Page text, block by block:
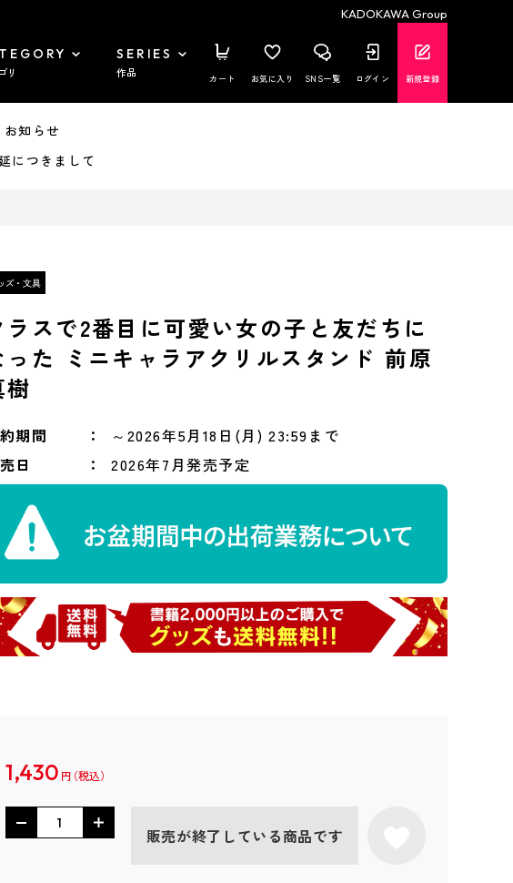
KADOKAWA Group
リ
SERIES
作品 カート お気に入り SNS一覧 ログイン 新規登録
知らせ
につきまして
ラスで2番目に可愛い女の子と友だちに
った ミニキャラアクリルスタンド 前原
樹
期間
～2026年5月18日(月) 23:59まで
日
2026年7月発売予定
1,430 円
販売が終了している商品です